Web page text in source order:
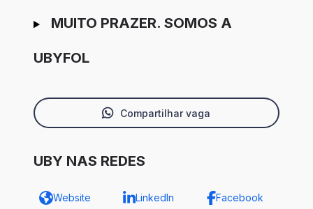
MUITO PRAZER. SOMOS A
UBYFOL
Compartilhar vaga
UBY NAS REDES
Website LinkedIn Facebook